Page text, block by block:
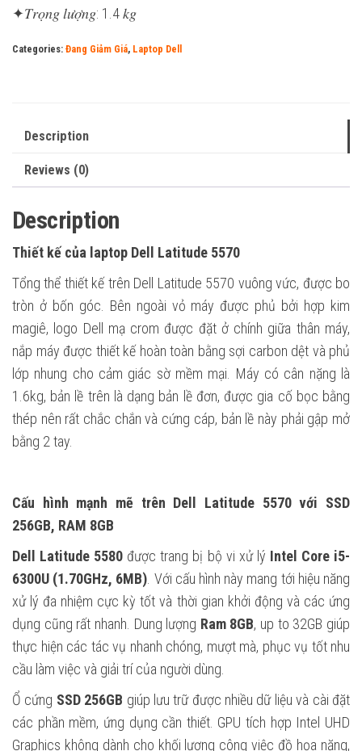
✦𝑇𝑟𝑜̣𝑛𝑔 𝑙𝑢̛𝑜̛̣𝑛𝑔: 1.4 𝑘𝑔
Categories: Đang Giảm Giá, Laptop Dell
Description
Reviews (0)
Description
Thiết kế của laptop Dell Latitude 5570
Tổng thể thiết kế trên Dell Latitude 5570 vuông vức, được bo
tròn ở bốn góc. Bên ngoài vỏ máy được phủ bởi hợp kim
magiê, logo Dell mạ crom được đặt ở chính giữa thân máy,
nắp máy được thiết kế hoàn toàn bằng sợi carbon dệt và phủ
lớp nhung cho cảm giác sờ mềm mại. Máy có cân nặng là
1.6kg, bản lề trên là dạng bản lề đơn, được gia cố bọc bằng
thép nên rất chắc chắn và cứng cáp, bản lề này phải gập mở
bằng 2 tay.
Cấu hình mạnh mẽ trên Dell Latitude 5570 với SSD
256GB, RAM 8GB
Dell Latitude 5580 được trang bị bộ vi xử lý Intel Core i5-
6300U (1.70GHz, 6MB) . Với cấu hình này mang tới hiệu năng
xử lý đa nhiệm cực kỳ tốt và thời gian khởi động và các ứng
dụng cũng rất nhanh. Dung lượng Ram 8GB, up to 32GB giúp
thực hiện các tác vụ nhanh chóng, mượt mà, phục vụ tốt nhu
cầu làm việc và giải trí của người dùng.
Ổ cứng SSD 256GB giúp lưu trữ được nhiều dữ liệu và cài đặt
các phần mềm, ứng dụng cần thiết. GPU tích hợp Intel UHD
Graphics không dành cho khối lượng công việc đồ họa nặng,